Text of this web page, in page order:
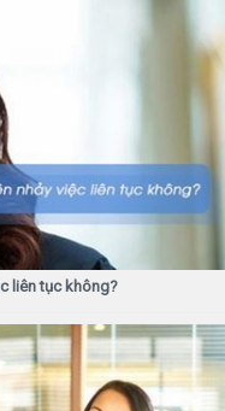
liên tục không?